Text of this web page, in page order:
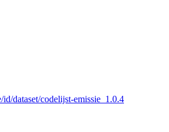
dataset/codelijst-emissie_1.0.4